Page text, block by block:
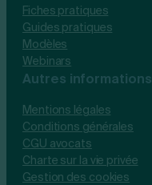
Fiches pratiques
Guides pratiques
Modèles
Webinars
Autres informations
Mentions légales
Conditions générales
CGU avocats
Charte sur la vie privée
Gestion des cookies